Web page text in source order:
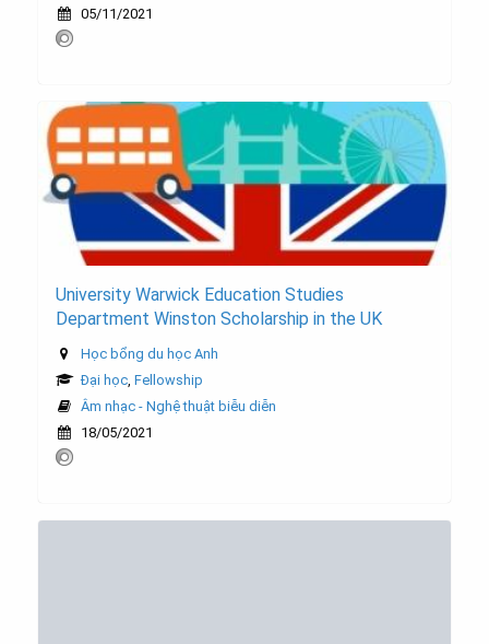
05/11/2021
University Warwick Education Studies
Department Winston Scholarship in the UK
Học bổng du học Anh
Đại học, Fellowship
Âm nhạc - Nghệ thuật biễu diễn
18/05/2021